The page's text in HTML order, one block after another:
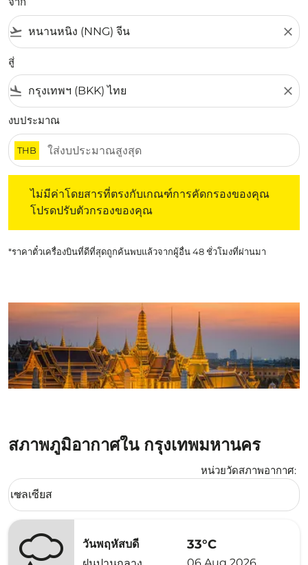
flight_takeoff close
สู่
flight_land close
งบประมาณ
THB
ไม่มีค่าโดยสารที่ตรงกับเกณฑ์การคัดกรองของคุณ
โปรดปรับตัวกรองของคุณ
*ราคาตั๋วเครื่องบินที่ดีที่สุดถูกค้นพบแล้วจากผู้อื่น 48 ชั่วโมงที่ผ่านมา
สภาพภูมิอากาศใน กรุงเทพมหานคร
หน่วยวัดสภาพอากาศ:
Weather unit option เซลเซียส Selected
เซลเซียส
keyboard_arrow_down
วันพฤหัสบดี
33°C
06 Aug 2026